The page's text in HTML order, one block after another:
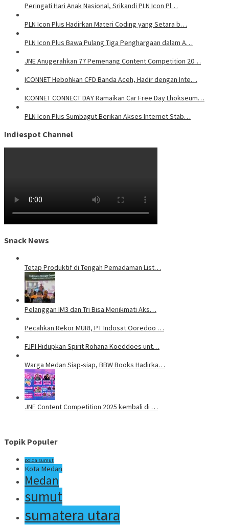
Peringati Hari Anak Nasional, Srikandi PLN Icon Pl…
PLN Icon Plus Hadirkan Materi Coding yang Setara b…
PLN Icon Plus Bawa Pulang Tiga Penghargaan dalam A…
JNE Anugerahkan 77 Pemenang Content Competition 20…
ICONNET Hebohkan CFD Banda Aceh, Hadir dengan Inte…
ICONNET CONNECT DAY Ramaikan Car Free Day Lhokseum…
PLN Icon Plus Sumbagut Berikan Akses Internet Stab…
Indiespot Channel
Snack News
Tetap Produktif di Tengah Pemadaman List…
Pelanggan IM3 dan Tri Bisa Menikmati Aks…
Pecahkan Rekor MURI, PT Indosat Ooredoo …
FJPI Hidupkan Spirit Rohana Koeddoes unt…
Warga Medan Siap-siap, BBW Books Hadirka…
JNE Content Competition 2025 kembali di …
Topik Populer
polda sumut
Kota Medan
Medan
sumut
sumatera utara